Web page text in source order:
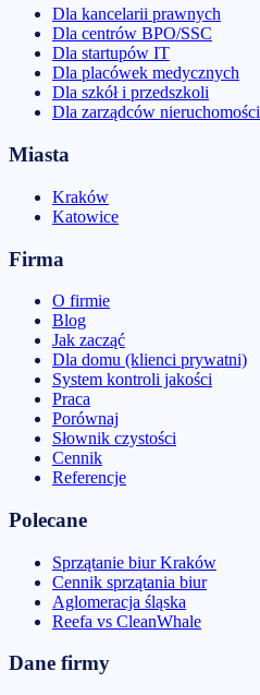
Dla kancelarii prawnych
Dla centrów BPO/SSC
Dla startupów IT
Dla placówek medycznych
Dla szkół i przedszkoli
Dla zarządców nieruchomości
Miasta
Kraków
Katowice
Firma
O firmie
Blog
Jak zacząć
Dla domu (klienci prywatni)
System kontroli jakości
Praca
Porównaj
Słownik czystości
Cennik
Referencje
Polecane
Sprzątanie biur Kraków
Cennik sprzątania biur
Aglomeracja śląska
Reefa vs CleanWhale
Dane firmy